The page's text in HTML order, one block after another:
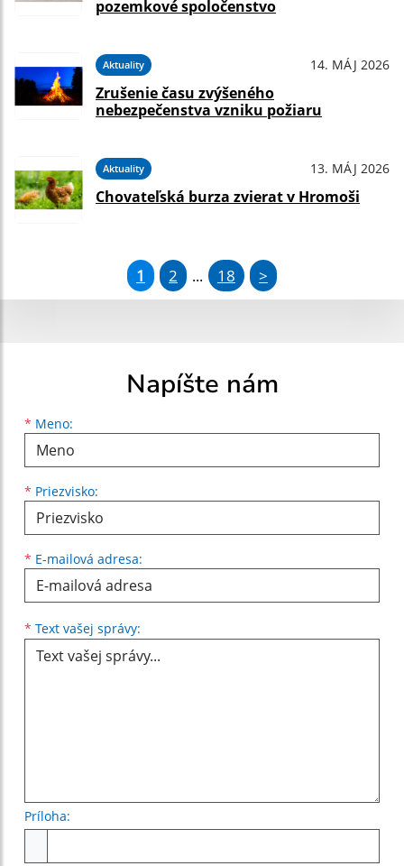
pozemkové spoločenstvo
Aktuality 14. MÁJ 2026
Zrušenie času zvýšeného
nebezpečenstva vzniku požiaru
Aktuality 13. MÁJ 2026
Chovateľská burza zvierat v Hromoši
1 2 ... 18 >
Napíšte nám
* Meno:
Meno
* Priezvisko:
Priezvisko
* E-mailová adresa:
E-mailová adresa
* Text vašej správy:
Príloha: